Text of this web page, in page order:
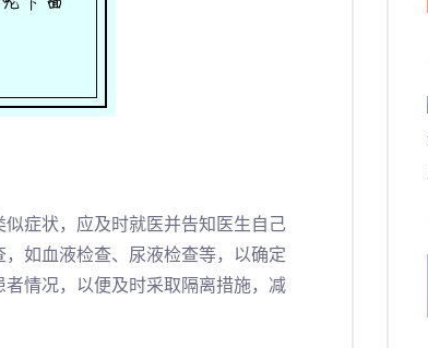
症状，应及时就医并告知医生自己
如血液检查、尿液检查等，以确定
情况，以便及时采取隔离措施，减